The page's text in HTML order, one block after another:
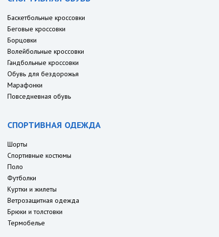
Баскетбольные кроссовки
Беговые кроссовки
Борцовки
Волейбольные кроссовки
Гандбольные кроссовки
Обувь для бездорожья
Марафонки
Повседневная обувь
СПОРТИВНАЯ ОДЕЖДА
Шорты
Спортивные костюмы
Поло
Футболки
Куртки и жилеты
Ветрозащитная одежда
Брюки и толстовки
Термобелье